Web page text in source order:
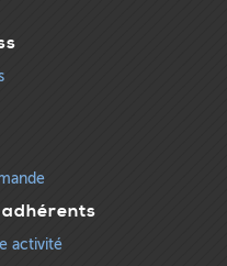
activité